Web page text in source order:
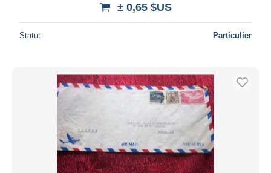
± 0,65 $US
Statut Particulier